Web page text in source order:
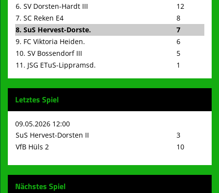
6. SV Dorsten-Hardt III
12
7. SC Reken E4
8
8. SuS Hervest-Dorste.
7
9. FC Viktoria Heiden.
6
10. SV Bossendorf III
5
11. JSG ETuS-Lippramsd.
1
Letztes Spiel
09.05.2026 12:00
SuS Hervest-Dorsten II
3
VfB Hüls 2
10
Nächstes Spiel